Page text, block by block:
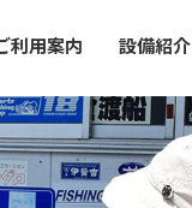
利用案内 設備紹介